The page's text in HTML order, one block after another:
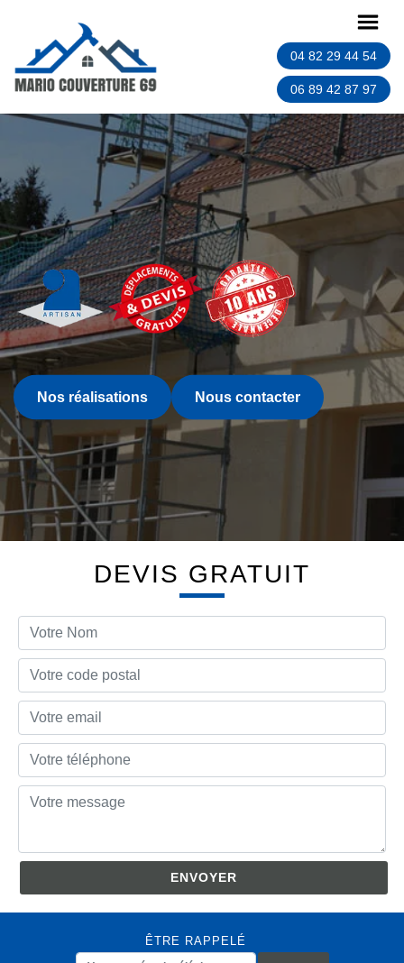
04 82 29 44 54
06 89 42 87 97
Nos réalisations Nous contacter
DEVIS GRATUIT
ÊTRE RAPPELÉ